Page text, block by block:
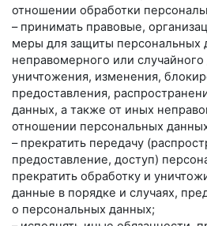
отношении обработки
– принимать правовые,
меры для защиты персональных
неправомерного или
уничтожения, изменения,
предоставления,
данных, а также от иных
отношении персональных
– прекратить передачу
предоставление, доступ)
прекратить обработку и
данные в порядке и случаях,
о персональных данных;